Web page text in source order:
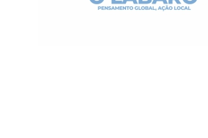
Projeto CUTUCAR abre